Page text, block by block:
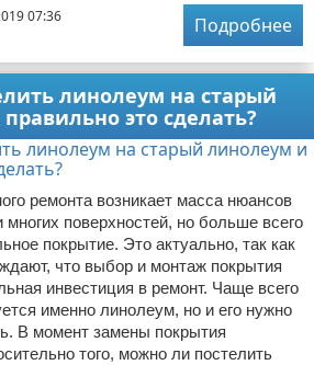
07:36
Подробнее
линолеум на старый
это сделать?
ремонта возникает масса нюансов
многих поверхностей, но больше всего
покрытие. Это актуально, так как
что выбор и монтаж покрытия
инвестиция в ремонт. Чаще всего
именно линолеум, но и его нужно
В момент замены покрытия
того, можно ли постелить